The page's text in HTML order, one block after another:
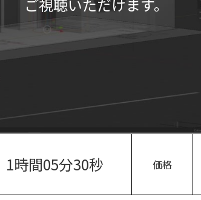
ご視聴いただけます。
1時間05分30秒 価格